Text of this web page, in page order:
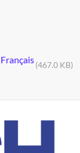
(467.0 KB)